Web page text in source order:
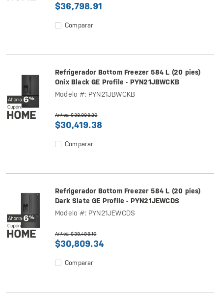
$36,798.91
Comparar
Refrigerador Bottom Freezer 584 L (20 pies)
Onix Black GE Profile - PYN21JBWCKB
Modelo #: PYN21JBWCKB
Antes: $38,999.20
$30,419.38
Comparar
Refrigerador Bottom Freezer 584 L (20 pies)
Dark Slate GE Profile - PYN21JEWCDS
Modelo #: PYN21JEWCDS
Antes: $39,499.16
$30,809.34
Comparar